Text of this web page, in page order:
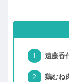
遠藤香
鶏むね